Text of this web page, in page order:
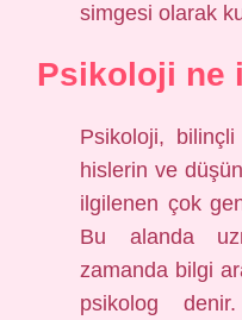
simgesi olarak
Psikoloji ne
Psikoloji,
hislerin ve
ilgilenen çok
Bu alanda
zamanda bilgi
psikolog